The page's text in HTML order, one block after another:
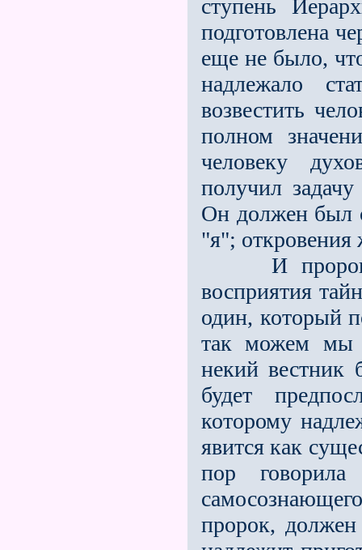
ступень
подготовлена
еще не было,
надлежало
возвестить
полном
человеку
получил
Он должен был
"я";
И пророк
восприятия
один, который
так можем мы
некий вестник
будет
которому
явится как
пор
пророк, должен